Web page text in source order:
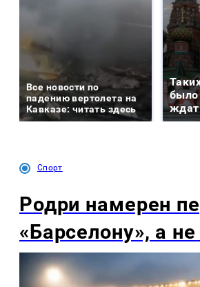
Все новости по
падению вертолета на
Кавказе: читать здесь
было
Спорт
Родри намерен
«Барселону», а